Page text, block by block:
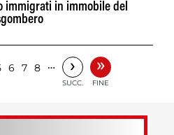
immigrati in immobile del
6 7 8 … ›
SUCC.
»
FINE